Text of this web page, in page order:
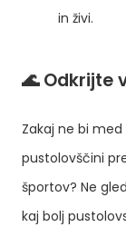
in živi.
🌊 Odkrijte
Zakaj ne bi
pustolovščini
športov? Ne
kaj bolj